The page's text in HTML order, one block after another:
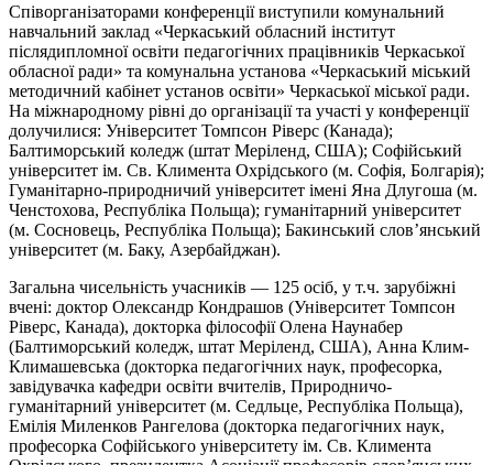
Співорганізаторами конференції виступили комунальний
навчальний заклад «Черкаський обласний інститут
післядипломної освіти педагогічних працівників Черкаської
обласної ради» та комунальна установа «Черкаський міський
методичний кабінет установ освіти» Черкаської міської ради.
На міжнародному рівні до організації та участі у конференції
долучилися: Університет Томпсон Ріверс (Канада);
Балтиморський коледж (штат Mеріленд, США); Софійський
університет ім. Св. Климента Охрідського (м. Софія, Болгарія);
Гуманітарно-природничий університет імені Яна Длугоша (м.
Ченстохова, Республіка Польща); гуманітарний університет
(м. Сосновець, Республіка Польща); Бакинський слов’янський
університет (м. Баку, Азербайджан).
Загальна чисельність учасників — 125 осіб, у т.ч. зарубіжні
вчені: доктор Олександр Кондрашов (Університет Томпсон
Ріверс, Канада), докторка філософії Олена Наунабер
(Балтиморський коледж, штат Mеріленд, США), Анна Клим-
Климашевська (докторка педагогічних наук, професорка,
завідувачка кафедри освіти вчителів, Природничо-
гуманітарний університет (м. Седльце, Республіка Польща),
Емілія Миленков Рангелова (докторка педагогічних наук,
професорка Софійського університету ім. Св. Климента